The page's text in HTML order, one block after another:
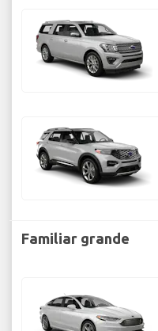
Familiar grande